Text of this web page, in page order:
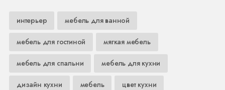
интерьер мебель для ванной
мебель для гостиной мягкая мебель
мебель для спальни мебель для кухни
дизайн кухни мебель цвет кухни